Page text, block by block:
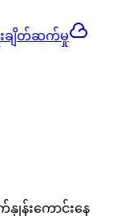
းချိတ်ဆက်မှု
းကောင်းနေ